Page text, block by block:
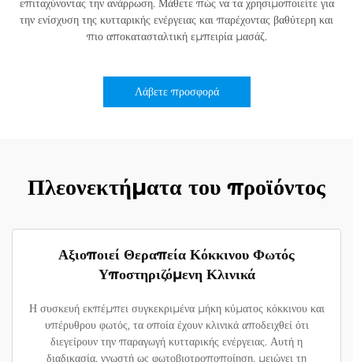
επιταχύνοντας την ανάρρωση. Μάθετε πώς να τα χρησιμοποιείτε για
την ενίσχυση της κυτταρικής ενέργειας και παρέχοντας βαθύτερη και
πιο αποκατασταλτική εμπειρία μασάζ.
Λάβετε προσφορά
Πλεονεκτήματα του προϊόντος
Αξιοποιεί Θεραπεία Κόκκινου Φωτός
Υποστηριζόμενη Κλινικά
Η συσκευή εκπέμπει συγκεκριμένα μήκη κύματος κόκκινου και
υπέρυθρου φωτός, τα οποία έχουν κλινικά αποδειχθεί ότι
διεγείρουν την παραγωγή κυτταρικής ενέργειας. Αυτή η
διαδικασία, γνωστή ως φωτοβιοτροποποίηση, μειώνει τη